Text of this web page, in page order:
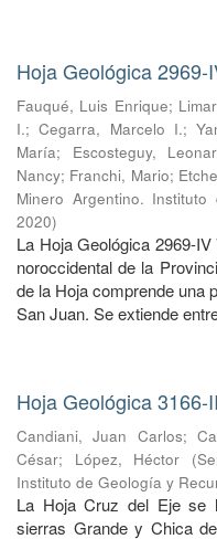
Hoja Geológica 2969-
Fauqué, Luis Enrique;
I.;Cegarra, Marcelo I.;
María; Escosteguy,
Nancy; Franchi, Mario;
Minero Argentino.
2020)
La Hoja Geológica 2969-
noroccidental de la
de la Hoja comprende una
San Juan. Se extiende
Hoja Geológica 3166-
Candiani, Juan Carlos;
César; López, Héctor (
Instituto de Geología y
La Hoja Cruz del Eje se
sierras Grande y Chica